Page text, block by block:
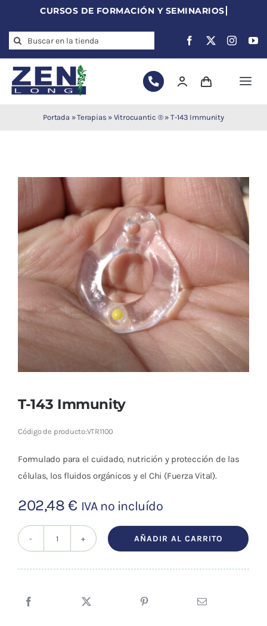
content
Search
for:
acupuntura
Auriculoterapia
Auriculomedicina
Electroacupuntura
Laserpuntura
Cromoterapia
Fisioterapia
y masaje
clínico
Material de
enseñanza
OFERTAS
Portada »Terapias » Vitrocuantic ®» T-143 Immunity
T-143 Immunity
Código de producto:VTR1100
Formulado para el cuidado, nutrición y protección de las
células, los fluidos orgánicos y el Chi (Fuerza Vital).
202,48€ IVA no incluído
cantidad
AÑADIR AL CARRITO